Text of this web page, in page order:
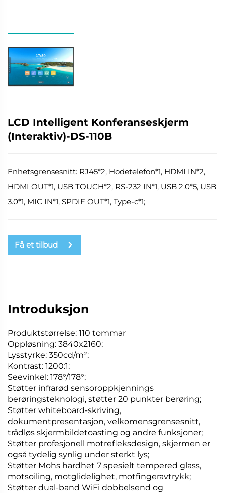
LCD Intelligent Konferanseskjerm
(Interaktiv)-DS-110B
Enhetsgrensesnitt: RJ45*2, Hodetelefon*1, HDMI IN*2,
HDMI OUT*1, USB TOUCH*2, RS-232 IN*1, USB 2.0*5, USB
3.0*1, MIC IN*1, SPDIF OUT*1, Type-c*1;
Få et tilbud
Introduksjon
Produktstørrelse: 110 tommar
Oppløsning: 3840x2160;
Lysstyrke: 350cd/m²;
Kontrast: 1200:1;
Seevinkel: 178°/178°;
Støtter infrarød sensoroppkjennings
berøringsteknologi, støtter 20 punkter berøring;
Støtter whiteboard-skriving,
dokumentpresentasjon, velkomensgrensesnitt,
trådløs skjermbildetoasting og andre funksjoner;
Støtter profesjonell motrefleksdesign, skjermen er
også tydelig synlig under sterkt lys;
Støtter Mohs hardhet 7 spesielt tempered glass,
motsoiling, motglidelighet, motfingeravtrykk;
Støtter dual-band WiFi dobbelsend og